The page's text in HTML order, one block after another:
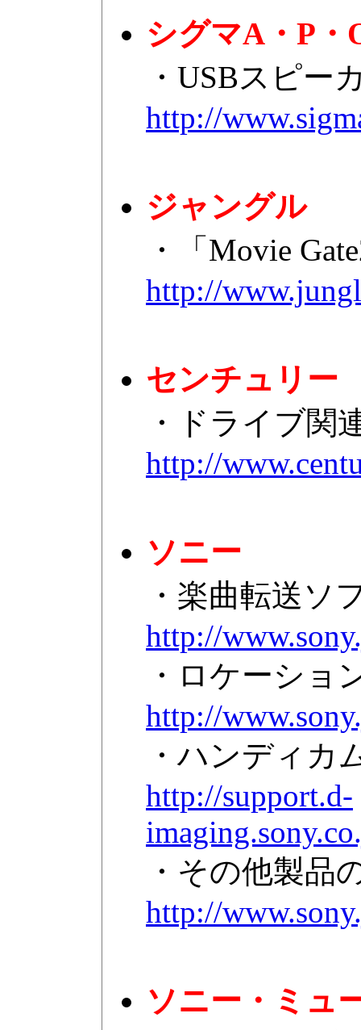
シグマA・P・
・USBスピー
http://
ジャングル
・「Movie
http://
センチュリー
・ドライブ関
http://
ソニー
・楽曲転送ソ
http://
・ロケーショ
http://
・ハンディカ
http://support.d-
・その他製品
http://
ソニー・ミュ